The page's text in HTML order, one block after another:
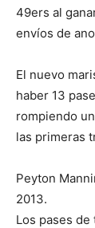
49ers al
envíos de
El nuevo
haber 13
rompiendo
las primeras
Peyton
2013.
Los pases